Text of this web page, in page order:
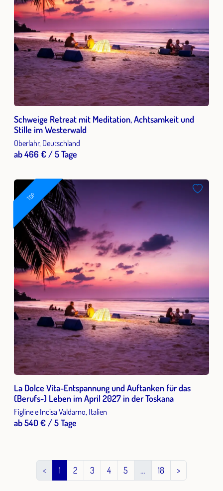
Schweige Retreat mit Meditation, Achtsamkeit und
Stille im Westerwald
Oberlahr, Deutschland
ab 466 € / 5 Tage
TOP
La Dolce Vita-Entspannung und Auftanken für das
(Berufs-) Leben im April 2027 in der Toskana
Figline e Incisa Valdarno, Italien
ab 540 € / 5 Tage
< 1 2 3 4 5 … 18 >